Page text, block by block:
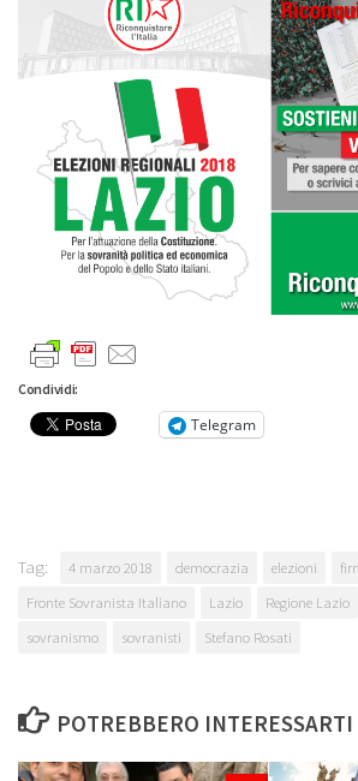
Condividi:
Telegram
Tag: 4 marzo 2018 democrazia elezioni
Fronte Sovranista Italiano
Lazio Regione Lazio
sovranismo
sovranisti Stefano Rosati
POTREBBERO INTERESSARTI